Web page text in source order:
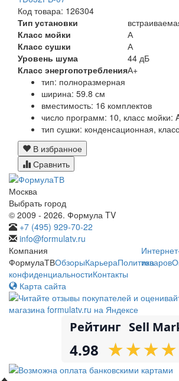
Код товара: 126304
Тип установки
Класс мойки
А
Класс сушки
А
Уровень шума
44 дБ
Класс энергопотребленияА+
тип: полноразмерная
ширина: 59.8 см
вместимость: 16 комплектов
число программ: 10, класс мойки:
тип сушки: конденсационная,
В избранное
Сравнить
Москва
Выбрать город
© 2009 - 2026. Формула TV
+7 (495) 929-70-22
info@formulatv.ru
Компания
ФормулаТВОбзорыКарьераПолитика
конфиденциальностиКонтакты
товаров
Карта сайта
Рейтинг Sell
4.98 ★
★★
★★
★★
★